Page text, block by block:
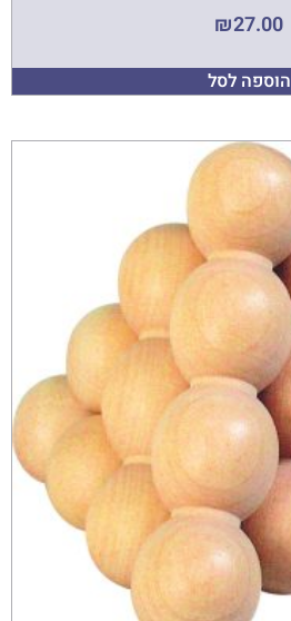
₪27.00
הוספה לסל